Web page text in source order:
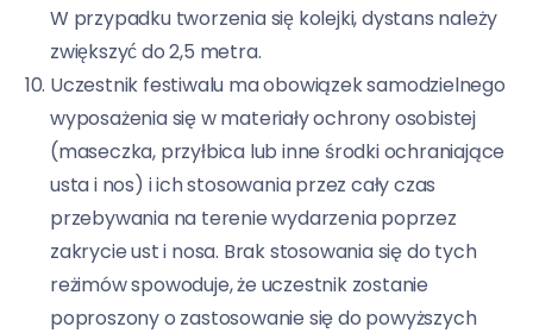
W przypadku tworzenia się kolejki, dystans należy
zwiększyć do 2,5 metra.
Uczestnik festiwalu ma obowiązek samodzielnego
wyposażenia się w materiały ochrony osobistej
(maseczka, przyłbica lub inne środki ochraniające
usta i nos) i ich stosowania przez cały czas
przebywania na terenie wydarzenia poprzez
zakrycie ust i nosa. Brak stosowania się do tych
reżimów spowoduje, że uczestnik zostanie
poproszony o zastosowanie się do powyższych